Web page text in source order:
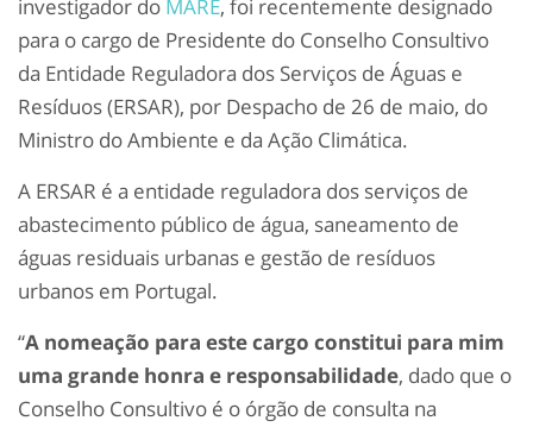
investigador do MARE, foi recentemente designado
para o cargo de Presidente do Conselho Consultivo
da Entidade Reguladora dos Serviços de Águas e
Resíduos (ERSAR), por Despacho de 26 de maio, do
Ministro do Ambiente e da Ação Climática.
A ERSAR é a entidade reguladora dos serviços de
abastecimento público de água, saneamento de
águas residuais urbanas e gestão de resíduos
urbanos em Portugal.
“A nomeação para este cargo constitui para mim
uma grande honra e responsabilidade, dado que o
Conselho Consultivo é o órgão de consulta na